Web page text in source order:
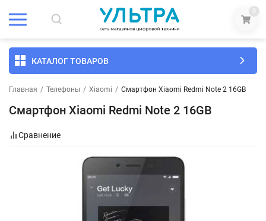
0
КАТАЛОГ ТОВАРОВ
Главная / Телефоны / Xiaomi / Смартфон Xiaomi Redmi Note 2 16GB
Смартфон Xiaomi Redmi Note 2 16GB
Сравнение